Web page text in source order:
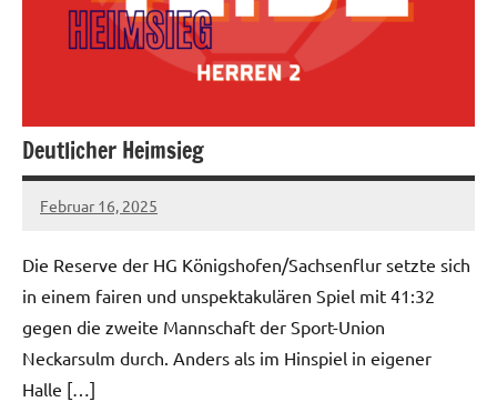
Deutlicher Heimsieg
Februar 16, 2025
hgadmin
Die Reserve der HG Königshofen/Sachsenflur setzte sich
in einem fairen und unspektakulären Spiel mit 41:32
gegen die zweite Mannschaft der Sport-Union
Neckarsulm durch. Anders als im Hinspiel in eigener
Halle […]